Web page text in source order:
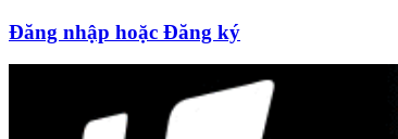
Đăng nhập hoặc Đăng ký